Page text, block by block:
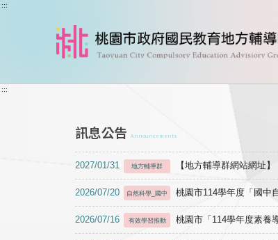
跳到主要內容
:::
:::
訊息公告 Announcements
2027/01/31 地方輔導群 【地方輔導群網站網址】
2026/07/20 自然科學_國中 桃園市114學年度「國中
2026/07/16 有效學習推動 桃園市「114學年度素養